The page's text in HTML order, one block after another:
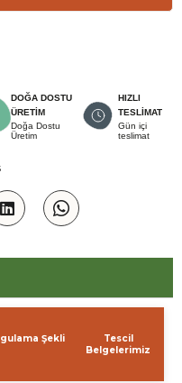
DOĞA DOSTU
ÜRETİM
Doğa Dostu
Üretim
HIZLI
TESLİMAT
Gün içi
teslimat
Şekli
Tescil
Belgelerimiz